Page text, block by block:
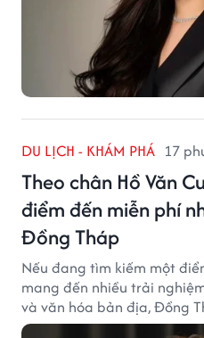
DU LỊCH - KHÁM PHÁ 17
Theo chân Hồ Văn
điểm đến miễn phí
Đồng Tháp
Nếu đang tìm kiếm một
mang đến nhiều trải
và văn hóa bản địa, Đồng
chắc chắn là lựa chọn